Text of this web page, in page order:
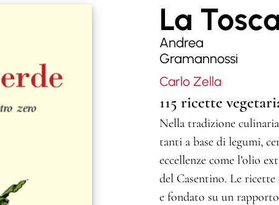
La
Andrea
Gramannossi
Carlo Zella
115 ricette
Nella tradizione
tanti a base di legumi,
eccellenze come l’olio
del Casentino. Le
e fondato su un